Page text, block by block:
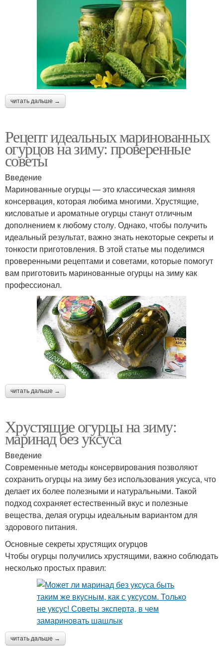
читать дальше →
Рецепт идеальных маринованных
огурцов на зиму: проверенные
советы
Введение
Маринованные огурцы — это классическая зимняя
консервация, которая любима многими. Хрустящие,
кисловатые и ароматные огурцы станут отличным
дополнением к любому столу. Однако, чтобы получить
идеальный результат, важно знать некоторые секреты и
тонкости приготовления. В этой статье мы поделимся
проверенными рецептами и советами, которые помогут
вам приготовить маринованные огурцы на зиму как
профессионал.
читать дальше →
Хрустящие огурцы на зиму:
маринад без уксуса
Введение
Современные методы консервирования позволяют
сохранить огурцы на зиму без использования уксуса, что
делает их более полезными и натуральными. Такой
подход сохраняет естественный вкус и полезные
вещества, делая огурцы идеальным вариантом для
здорового питания.
Основные секреты хрустящих огурцов
Чтобы огурцы получились хрустящими, важно соблюдать
несколько простых правил:
читать дальше →